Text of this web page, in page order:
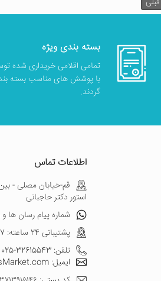
بسته بندی ویژه
تمامی اقلامی خریداری شده
با پوشش های مناسب بسته
گردند.
اطلاعات تماس
استور دکتر حاجبانی
شماره پیام رسان ها و واتساپ:
پشتیبانی 24 ساعته: 09201609247
تلفن: 32615543-025
ایمیل: info@PersisMarket.com